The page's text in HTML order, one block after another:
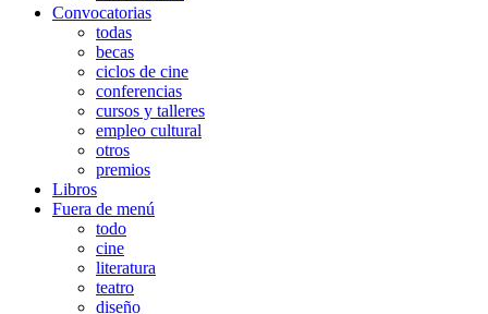
Convocatorias
todas
becas
ciclos de cine
conferencias
cursos y talleres
empleo cultural
otros
premios
Libros
Fuera de menú
todo
cine
literatura
teatro
diseño